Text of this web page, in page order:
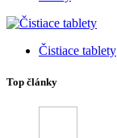
Čistiace tablety
Top články